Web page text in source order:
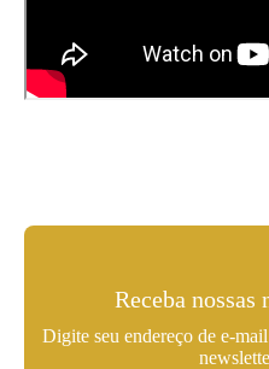
Receba nossas
Digite seu endereço de e-